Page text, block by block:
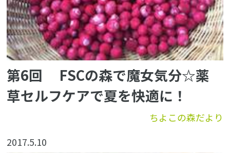
ちよこの森だより
第6回 FSCの森で魔女気分☆薬
草セルフケアで夏を快適に！
2017.5.10